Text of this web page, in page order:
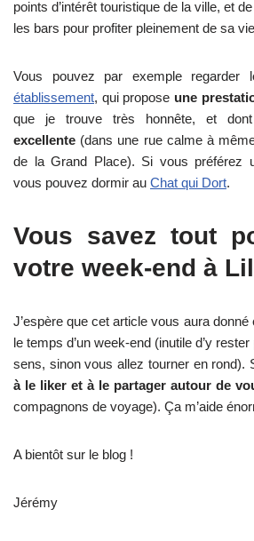
points d’intérêt touristique de la ville, et
les bars pour profiter pleinement de sa
Vous pouvez par exemple regarder
établissement, qui propose une
que je trouve très honnête, et
excellente (dans une rue calme à
de la Grand Place). Si vous préférez
vous pouvez dormir au Chat qui Dort.
Vous savez tout
votre week-end à
J’espère que cet article vous aura
le temps d’un week-end (inutile d’y
sens, sinon vous allez tourner en rond).
à le liker et à le partager autour de
compagnons de voyage). Ça m’aide
A bientôt sur le blog !
Jérémy